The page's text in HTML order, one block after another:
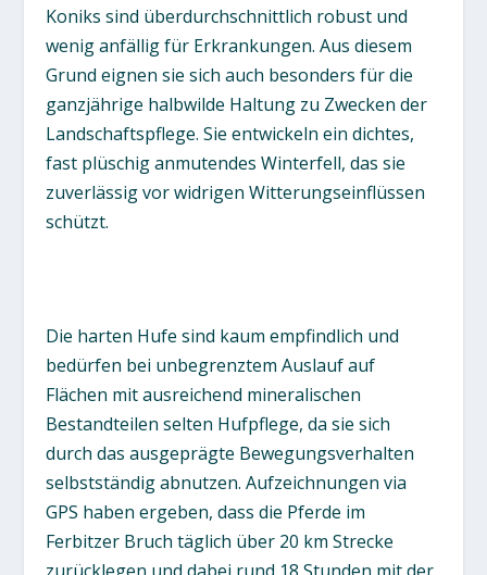
Koniks sind überdurchschnittlich robust und
wenig anfällig für Erkrankungen. Aus diesem
Grund eignen sie sich auch besonders für die
ganzjährige halbwilde Haltung zu Zwecken der
Landschaftspflege. Sie entwickeln ein dichtes,
fast plüschig anmutendes Winterfell, das sie
zuverlässig vor widrigen Witterungseinflüssen
schützt.
Die harten Hufe sind kaum empfindlich und
bedürfen bei unbegrenztem Auslauf auf
Flächen mit ausreichend mineralischen
Bestandteilen selten Hufpflege, da sie sich
durch das ausgeprägte Bewegungsverhalten
selbstständig abnutzen. Aufzeichnungen via
GPS haben ergeben, dass die Pferde im
Ferbitzer Bruch täglich über 20 km Strecke